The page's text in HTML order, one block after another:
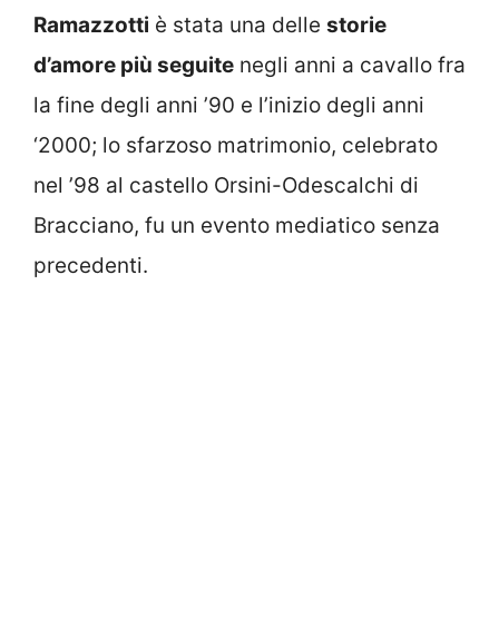
Ramazzotti è stata una delle storie
d’amore più seguite negli anni a cavallo fra
la fine degli anni ’90 e l’inizio degli anni
‘2000; lo sfarzoso matrimonio, celebrato
nel ’98 al castello Orsini-Odescalchi di
Bracciano, fu un evento mediatico senza
precedenti.